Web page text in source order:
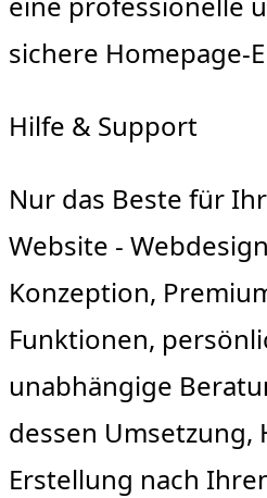
sichere Homepage-
Hilfe & Support
Nur das Beste für
Website -
Konzeption,
Funktionen,
unabhängige Beratu
dessen Umsetzung,
Erstellung nach